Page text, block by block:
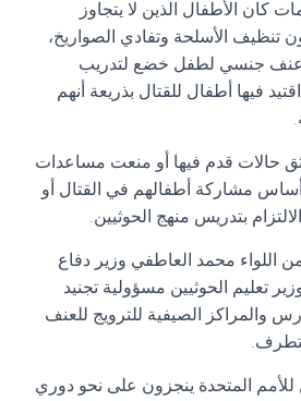
كان الأطفال الذين لا يتجاوز
يتعلمون تنظيف الأسلحة وتفادي الصواريخ،
عنف جنسي لطفل خضع لتدريب
9 حالات اقتيد فيها أطفال للقتال بذريعة أنهم
حالات قدم فيها أو منعت مساعدات
أساس مشاركة أطفالهم في القتال أو
بتدريس منهج الحوثيين.
اللواء محمد العاطفي وزير دفاع
تعليم الحوثيين مسؤولية تجنيد
والمراكز الصيفية للترويج للعنف
للأمم المتحدة ينجزون على نحو دوري